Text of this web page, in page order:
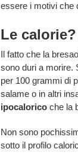
essere i motivi che
Le
Il fatto che la
sono duri a morire.
per 100 grammi di
salame o in altri
ipocaloricoche la
Non sono
sotto il profilo